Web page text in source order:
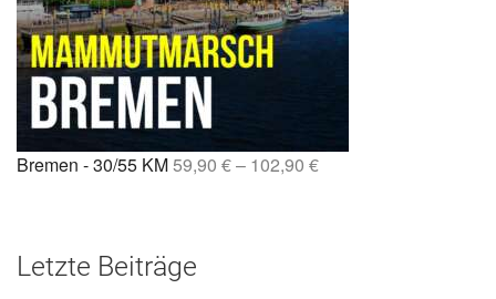
Bremen - 30/55 KM59,90 €– 102,90 €
Letzte Beiträge